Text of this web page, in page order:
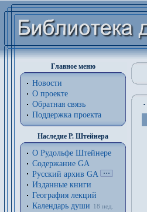
Главное меню
Новости
О проекте
Обратная связь
Поддержка проекта
Наследие Р. Штейнера
О Рудольфе Штейнере
Содержание GA
Русский архив GA
Изданные книги
География лекций
Календарь души
18 нед.
·